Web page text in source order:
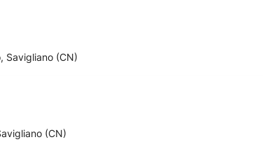
Savigliano (CN)
(CN)